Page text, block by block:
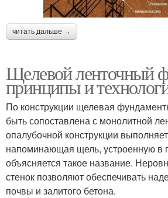
читать дальше →
Щелевой ленточный
принципы и
По конструкции щелевая
быть сопоставлена с монолитной
опалубочной конструкции
напоминающая щель, устроенную в
объясняется такое название.
стенок позволяют обеспечивать
почвы и залитого бетона.